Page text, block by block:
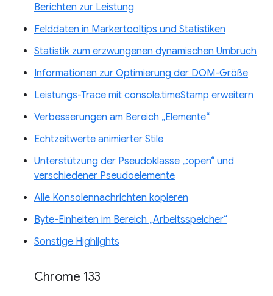
Berichten zur Leistung
Felddaten in Markertooltips und Statistiken
Statistik zum erzwungenen dynamischen Umbruch
Informationen zur Optimierung der DOM-Größe
Leistungs-Trace mit console.timeStamp erweitern
Verbesserungen am Bereich „Elemente“
Echtzeitwerte animierter Stile
Unterstützung der Pseudoklasse „:open“ und
verschiedener Pseudoelemente
Alle Konsolennachrichten kopieren
Byte-Einheiten im Bereich „Arbeitsspeicher“
Sonstige Highlights
Chrome 133